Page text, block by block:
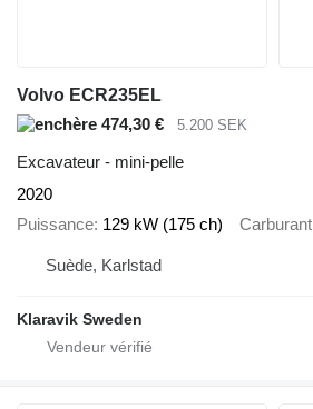
Volvo ECR235EL
474,30 €
5.200 SEK
Excavateur - mini-pelle
2020
Puissance 129 kW (175 ch) Carburant
Suède, Karlstad
Klaravik Sweden